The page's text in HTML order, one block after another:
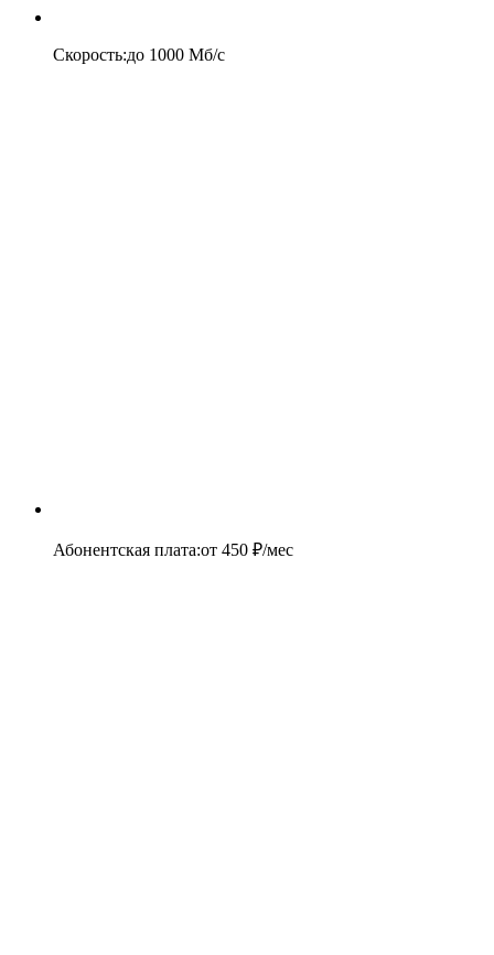
Скорость:до 1000 Мб/c
Абонентская плата:от 450 ₽/мес